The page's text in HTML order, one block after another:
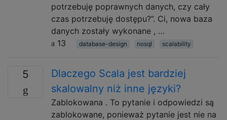
potrzebuję poprawnych danych, czy cały
czas potrzebuję dostępu?”. Ci, nowa baza
danych zostały wykonane , …
13
database-design nosql scalability
5
Dlaczego Scala jest bardziej
skalowalny niż inne języki?
Zablokowana . To pytanie i odpowiedzi są
zablokowane, ponieważ pytanie jest nie na